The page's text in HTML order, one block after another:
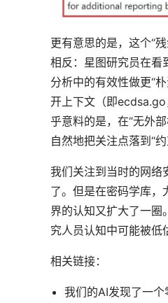
更有意思的是，这个“
相反：星图研究员在看
分析中的有效性做更“
开上下文（即
乎意料的是，在“无外
自然地把关注点落到“
我们关注到当时的网络
了。但是在密码学库
界的认知又扩大了一圈
究人员认知中可能被低
相关链接：
我们的AI发现了一